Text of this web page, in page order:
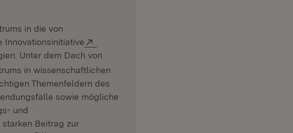
in die von
Innovationsinitiative
Unter dem Dach von
in wissenschaftlichen
Themenfeldern des
sowie mögliche
und
Beitrag zur